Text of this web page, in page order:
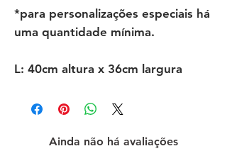
*para personalizações especiais há
uma quantidade mínima.
L: 40cm altura x 36cm largura
Ainda não há avaliações